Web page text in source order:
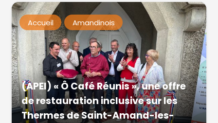
Accueil Amandinois
(APEI) « Ô Café Réunis », une offre
de restauration inclusive sur les
Thermes de Saint-Amand-les-